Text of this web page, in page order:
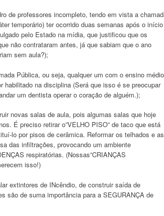
de professores incompleto, tendo em vista a
temporário) ter ocorrido duas semanas após o início
pelo Estado na mídia, que justificou que os
não contrataram antes, já que sabiam que o ano
sem aula?);
Pública, ou seja, qualquer um com o ensino médio
na disciplina (Será que isso é se preocupar
um dentista operar o coração de alguém.);
novas salas de aula, pois algumas salas que hoje
É preciso retirar o”VELHO PISO” de taco que está
lo por pisos de cerâmica. Reformar os telhados e as
das infiltrações, provocando um ambiente
respiratórias. (Nossas”CRIANÇAS
isso!)
extintores de INcêndio, de construir saída de
são de suma importância para a SEGURANÇA de